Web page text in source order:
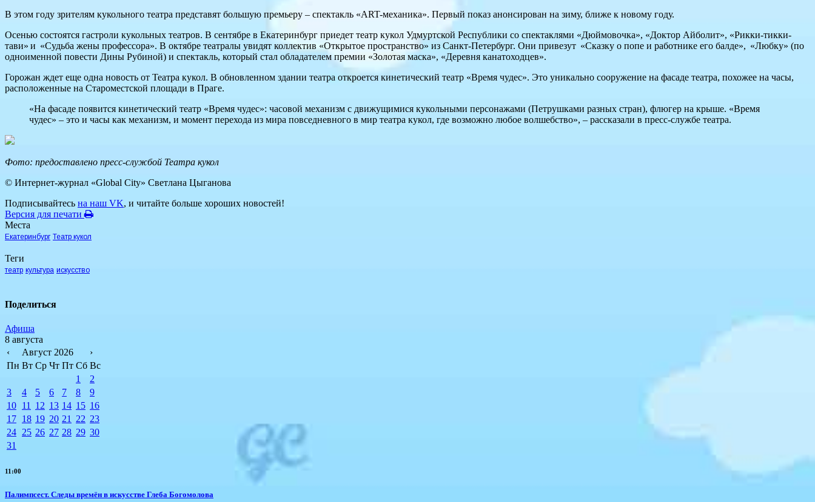
В этом году зрителям кукольного театра представят большую премьеру – спектакль «ART-механика». Первый показ анонсирован на зиму, ближе к новому году.
Осенью состоятся гастроли кукольных театров. В сентябре в Екатеринбург приедет театр кукол Удмуртской Республики со спектаклями «Дюймовочка», «Доктор Айболит», «Рикки-тикки-
тави» и «Судьба жены профессора». В октябре театралы увидят коллектив «Открытое пространство» из Санкт-Петербург. Они привезут «Сказку о попе и работнике его балде», «Любку» (по
одноименной повести Дины Рубиной) и спектакль, который стал обладателем премии «Золотая маска», «Деревня канатоходцев».
Горожан ждет еще одна новость от Театра кукол. В обновленном здании театра откроется кинетический театр «Время чудес». Это уникально сооружение на фасаде театра, похожее на часы,
расположенные на Староместской площади в Праге.
«На фасаде появится кинетический театр «Время чудес»: часовой механизм с движущимися кукольными персонажами (Петрушками разных стран), флюгер на крыше. «Время
чудес» – это и часы как механизм, и момент перехода из мира повседневного в мир театра кукол, где возможно любое волшебство», – рассказали в пресс-службе театра.
Фото: предоставлено пресс-службой Театра кукол
© Интернет-журнал «Global City» Светлана Цыганова
Подписывайтесь на наш VK, и читайте больше хороших новостей!
Версия для печати
Места
Екатеринбург Театр кукол
Теги
театр культура искусство
Поделиться
Афиша
8 августа
‹
Август 2026
›
Пн Вт Ср Чт Пт Сб Вс
1
2
3
4 5 6 7 8
9
10 11 12 13 14 15 16
17 18 19 20 21 22 23
24 25 26 27 28 29 30
31
11:00
Палимпсест. Следы времён в искусстве Глеба Богомолова